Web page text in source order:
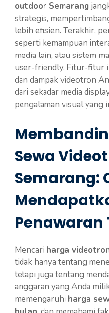
outdoor Semarang
strategis,
lebih efisien. Terakhir,
seperti kemampuan
media lain, atau sistem
user-friendly. Fitur-fitur
dan dampak videotron
dari sekadar media
pengalaman visual yang
Sewa
Semarang:
Penawaran
Mencari harga
tidak hanya tentang
tetapi juga tentang
anggaran yang Anda
memengaruhi harga